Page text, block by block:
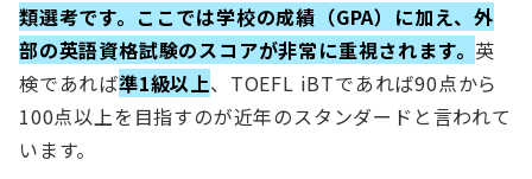
類選考です。ここでは学校の成績（GPA）に加え、外
部の英語資格試験のスコアが非常に重視されます。 英
検であれば準1級以上、TOEFL iBTであれば90点から
100点以上を目指すのが近年のスタンダードと言われて
います。